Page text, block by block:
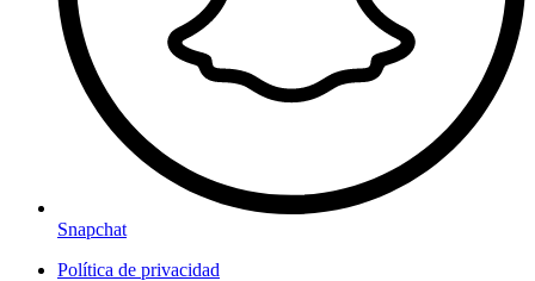
Snapchat
Política de privacidad